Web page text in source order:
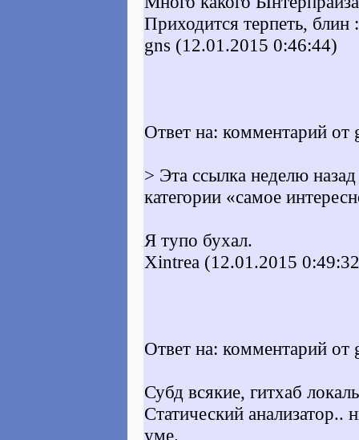
Приходится терпеть, блин
gns (12.01.2015 0:46:44)
Ответ на: комментарий
> Эта ссылка неделю
категории «самое
Я тупо бухал.
Xintrea (12.01.2015
Ответ на: комментарий
Субд всякие, гитхаб
Статический анализатор..
уме.